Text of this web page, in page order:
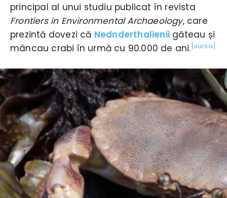
principal al unui studiu publicat în revista
Frontiers in Environmental Archaeology, care
prezintă dovezi că Nednderthalienii găteau și
mâncau crabi în urmă cu 90.000 de ani. [sursa]